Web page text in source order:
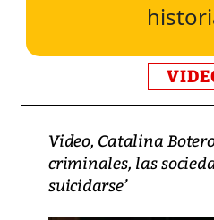
Video, Catalina
criminales, las
suicidarse’